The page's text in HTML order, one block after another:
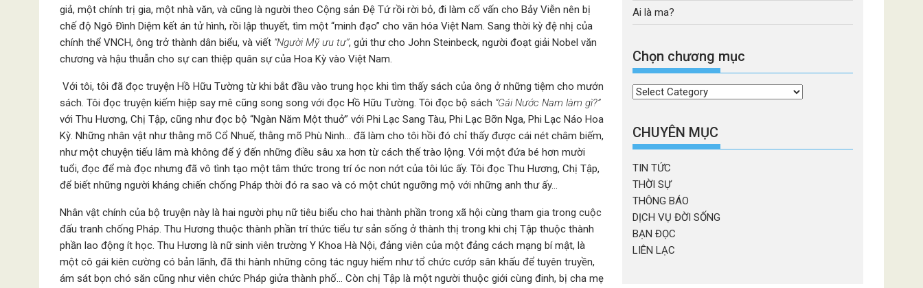
giả, một chính trị gia, một nhà văn, và cũng là người theo Cộng sản Ðệ Tứ rồi rời bỏ, đi làm cố vấn cho Bảy Viễn nên bị
chế độ Ngô Ðình Diệm kết án tử hình, rồi lập thuyết, tìm một “minh đạo” cho văn hóa Việt Nam. Sang thời kỳ đệ nhị của
chính thể VNCH, ông trở thành dân biểu, và viết “Người Mỹ ưu tư”, gửi thư cho John Steinbeck, người đoạt giải Nobel văn
chương và hậu thuẫn cho sự can thiệp quân sự của Hoa Kỳ vào Việt Nam.
Với tôi, tôi đã đọc truyện Hồ Hữu Tường từ khi bắt đầu vào trung học khi tìm thấy sách của ông ở những tiệm cho mướn
sách. Tôi đọc truyện kiếm hiệp say mê cũng song song với đọc Hồ Hữu Tường. Tôi đọc bộ sách “Gái Nước Nam làm gì?”
với Thu Hương, Chị Tập, cũng như đọc bộ “Ngàn Năm Một thuở” với Phi Lạc Sang Tàu, Phi Lạc Bỡn Nga, Phi Lạc Náo Hoa
Kỳ. Những nhân vật như thằng mõ Cổ Nhuế, thằng mõ Phù Ninh… đã làm cho tôi hồi đó chỉ thấy được cái nét châm biếm,
như một chuyện tiếu lâm mà không để ý đến những điều sâu xa hơn từ cách thế trào lộng. Với một đứa bé hơn mười
tuổi, đọc để mà đọc nhưng đã vô tình tạo một tâm thức trong trí óc non nớt của tôi lúc ấy. Tôi đọc Thu Hương, Chị Tập,
để biết những người kháng chiến chống Pháp thời đó ra sao và có một chút ngưỡng mộ với những anh thư ấy…
Nhân vật chính của bộ truyện này là hai người phụ nữ tiêu biểu cho hai thành phần trong xã hội cùng tham gia trong cuộc
đấu tranh chống Pháp. Thu Hương thuộc thành phần trí thức tiểu tư sản sống ở thành thị trong khi chị Tập thuộc thành
phần lao động ít học. Thu Hương là nữ sinh viên trường Y Khoa Hà Nội, đảng viên của một đảng cách mạng bí mật, là
một cô gái kiên cường có bản lãnh, đã thi hành những công tác nguy hiểm như tổ chức cướp sân khấu để tuyên truyền,
ám sát bọn chó săn cũng như viên chức Pháp giửa thành phố… Còn chị Tập là một người thuộc giới cùng đinh, bị cha mẹ
Ai là ma?
Chọn chương mục
Chọn
mục
CHUYÊN MỤC
TIN TỨC
THỜI SỰ
THÔNG BÁO
DỊCH VỤ ĐỜI SỐNG
BẠN ĐỌC
LIÊN LẠC